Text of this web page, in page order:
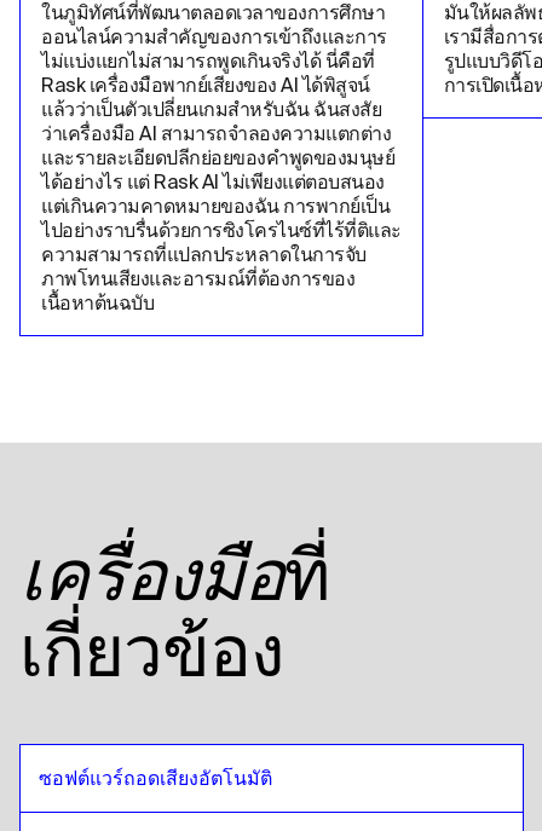
ในภูมิทัศน์ที่พัฒนาตลอดเวลาของการศึกษา
ออนไลน์ความสําคัญของการเข้าถึงและการ
ไม่แบ่งแยกไม่สามารถพูดเกินจริงได้ นี่คือที่
Rask เครื่องมือพากย์เสียงของ AI ได้พิสูจน์
แล้วว่าเป็นตัวเปลี่ยนเกมสําหรับฉัน ฉันสงสัย
ว่าเครื่องมือ AI สามารถจําลองความแตกต่าง
และรายละเอียดปลีกย่อยของคําพูดของมนุษย์
ได้อย่างไร แต่ Rask AI ไม่เพียงแต่ตอบสนอง
แต่เกินความคาดหมายของฉัน การพากย์เป็น
ไปอย่างราบรื่นด้วยการซิงโครไนซ์ที่ไร้ที่ติและ
ความสามารถที่แปลกประหลาดในการจับ
ภาพโทนเสียงและอารมณ์ที่ต้องการของ
เนื้อหาต้นฉบับ
มันให้ผลลั
เรามีสื่อกา
รูปแบบวิดีโ
การเปิดเนื้
เครื่องมือที่
เกี่ยวข้อง
ซอฟต์แวร์ถอดเสียงอัตโนมัติ